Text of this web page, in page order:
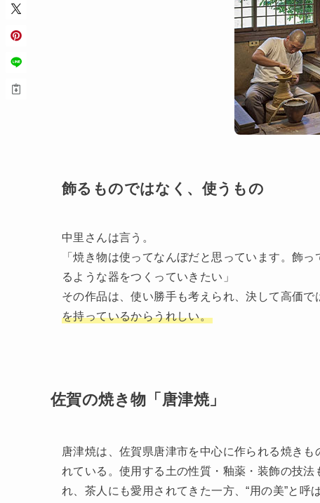
飾るものではなく、使うもの
中里さんは言う。
「焼き物は使ってなんぼだと思っています。飾
るような器をつくっていきたい」
その作品は、使い勝手も考えられ、決して高価で
を持っているからうれしい。
佐賀の焼き物「唐津焼」
唐津焼は、佐賀県唐津市を中心に作られる焼き
れている。使用する土の性質・釉薬・装飾の技
れ、茶人にも愛用されてきた一方、“用の美”と